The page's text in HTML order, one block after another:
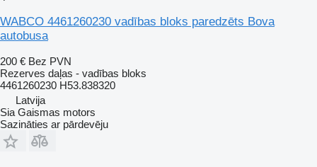
WABCO 4461260230 vadības bloks paredzēts Bova
autobusa
200 € Bez PVN
Rezerves daļas - vadības bloks
4461260230 H53.838320
Latvija
Sia Gaismas motors
Sazināties ar pārdevēju